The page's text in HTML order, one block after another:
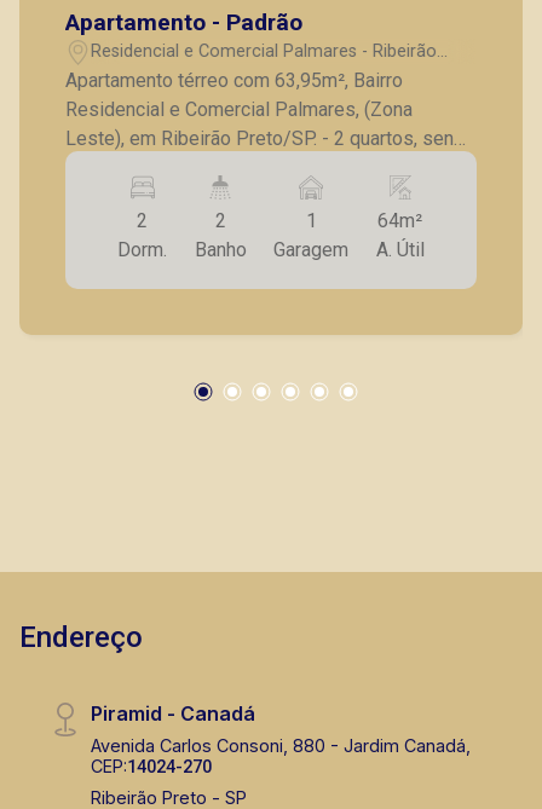
(16) 99263-0551
CORRETOR DE PLANTÃO
Fabiana Gonçalves
(16) 99327-7979
Apartamento - Padrão
Residencial e Comercial Palmares - Ribeirão
Preto/SP
Apartamento térreo com 63,95m², Bairro
Residencial e Comercial Palmares, (Zona
Leste), em Ribeirão Preto/SP. - 2 quartos, sendo
1 suíte completo em armários; - Banheiro social;
- Sala para 2 ambientes; - Cozinha com
gabinete; - Lavanderia; - 1 vaga de garagem. A
Piramid tem como objetivo atender seus
clientes com agilidade e segurança, em locação,
nos principais lançamentos da cidade de
2
Dorm.
2
Banho
1
Garagem
64m²
A. Útil
Endereço
Piramid - Canadá
Avenida Carlos Consoni, 880 - Jardim Canadá,
CEP:14024-270
Ribeirão Preto - SP